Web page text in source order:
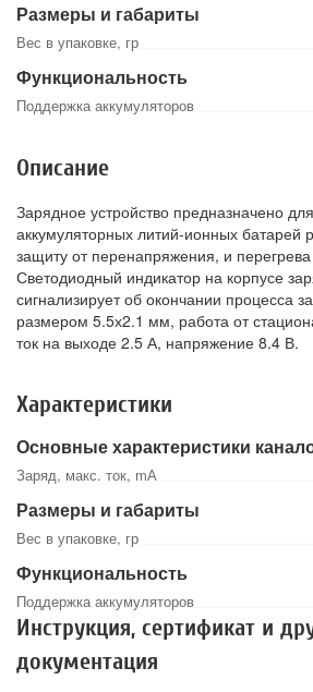
Размеры и габариты
Вес в упаковке, гр
Функциональность
Поддержка аккумуляторов
Описание
Зарядное устройство предназначено
аккумуляторных литий-ионных батарей
защиту от перенапряжения, и перегрева
Светодиодный индикатор на корпусе
сигнализирует об окончании процесса
размером 5.5х2.1 мм, работа от
ток на выходе 2.5 А, напряжение 8.4 В.
Характеристики
Основные характеристики
Заряд, макс. ток, mА
Размеры и габариты
Вес в упаковке, гр
Функциональность
Поддержка аккумуляторов
Инструкция, сертификат и
документация